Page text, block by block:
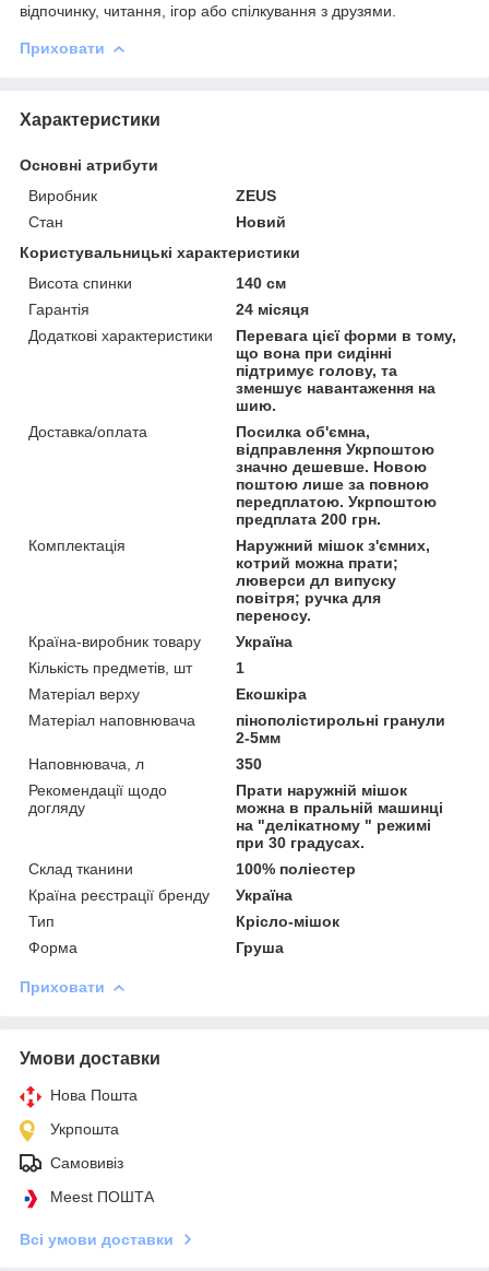
відпочинку, читання, ігор або спілкування з друзями.
Приховати
Характеристики
Основні атрибути
Виробник
ZEUS
Стан
Новий
Користувальницькі характеристики
Висота спинки
140 см
Гарантія
24 місяця
Додаткові характеристики
Перевага цієї форми в тому,
що вона при сидінні
підтримує голову, та
зменшує навантаження на
шию.
Доставка/оплата
Посилка об'ємна,
відправлення Укрпоштою
значно дешевше. Новою
поштою лише за повною
передплатою. Укрпоштою
предплата 200 грн.
Комплектація
Наружний мішок з'ємних,
котрий можна прати;
люверси дл випуску
повітря; ручка для
переносу.
Країна-виробник товару
Україна
Кількість предметів, шт
1
Матеріал верху
Екошкіра
Матеріал наповнювача
пінополістирольні гранули
2-5мм
Наповнювача, л
350
Рекомендації щодо
догляду
Прати наружній мішок
можна в пральній машинці
на "делікатному " режимі
при 30 градусах.
Склад тканини
100% поліестер
Країна реєстрації бренду
Україна
Тип
Крісло-мішок
Форма
Груша
Приховати
Умови доставки
Нова Пошта
Укрпошта
Самовивіз
Meest ПОШТА
Всі умови доставки